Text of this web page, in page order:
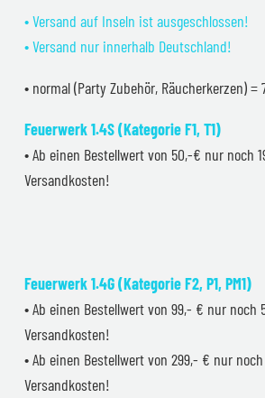
• Versand auf Inseln ist ausgeschlossen!
• Versand nur innerhalb Deutschland!
• normal (Party Zubehör, Räucherkerzen) =
Feuerwerk 1.4S (Kategorie F1, T1)
• Ab einen Bestellwert von 50,-€ nur noch
Versandkosten!
Feuerwerk 1.4G (Kategorie F2, P1, PM1)
• Ab einen Bestellwert von 99,- € nur noch
Versandkosten!
• Ab einen Bestellwert von 299,- € nur
Versandkosten!